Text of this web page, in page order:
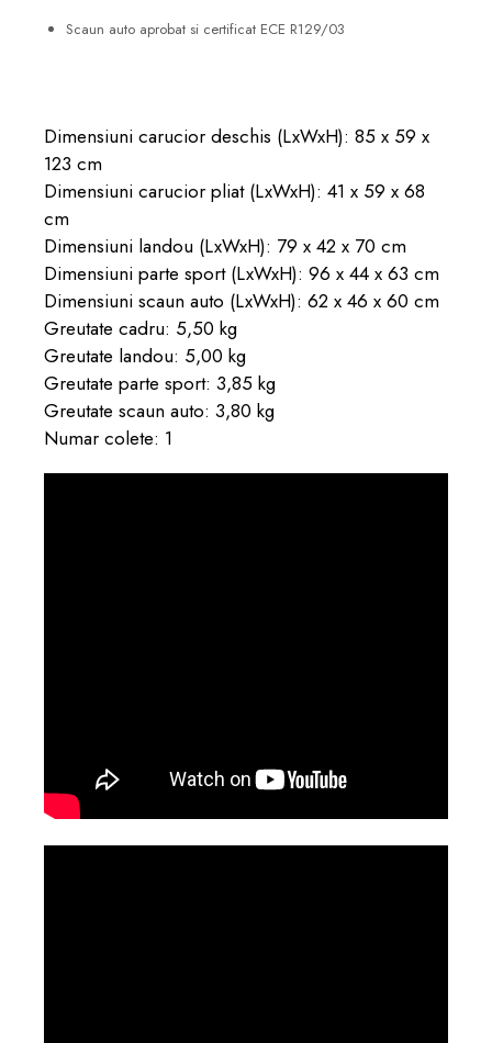
Scaun auto aprobat si certificat ECE R129/03
Dimensiuni carucior deschis (LxWxH): 85 x 59 x
123 cm
Dimensiuni carucior pliat (LxWxH): 41 x 59 x 68
cm
Dimensiuni landou (LxWxH): 79 x 42 x 70 cm
Dimensiuni parte sport (LxWxH): 96 x 44 x 63 cm
Dimensiuni scaun auto (LxWxH): 62 x 46 x 60 cm
Greutate cadru: 5,50 kg
Greutate landou: 5,00 kg
Greutate parte sport: 3,85 kg
Greutate scaun auto: 3,80 kg
Numar colete: 1